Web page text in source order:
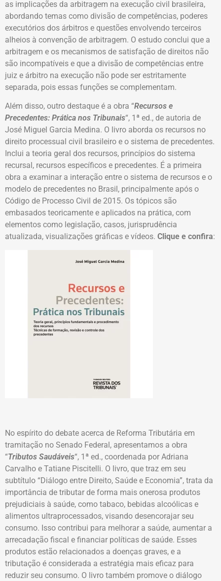
as implicações da arbitragem na execução civil brasileira,
abordando temas como divisão de competências, poderes
executórios dos árbitros e questões envolvendo terceiros
alheios à convenção de arbitragem. O estudo conclui que a
arbitragem e os mecanismos de satisfação de direitos não
são incompatíveis e que a divisão de competências entre
juiz e árbitro na execução não pode ser estritamente
separada, pois essas funções se complementam.
Além disso, outro destaque é a obra “Recursos e
Precedentes: Prática nos Tribunais“, 1ª ed., de autoria de
José Miguel Garcia Medina. O livro aborda os recursos no
direito processual civil brasileiro e o sistema de precedentes.
Inclui a teoria geral dos recursos, princípios do sistema
recursal, recursos específicos e precedentes. É a primeira
obra a examinar a interação entre o sistema de recursos e o
modelo de precedentes no Brasil, principalmente após o
Código de Processo Civil de 2015. Os tópicos são
embasados teoricamente e aplicados na prática, com
elementos como legislação, casos, jurisprudência
atualizada, visualizações gráficas e vídeos. Clique e confira:
No espírito do debate acerca de Reforma Tributária em
tramitação no Senado Federal, apresentamos a obra
“Tributos Saudáveis“, 1ª ed., coordenada por Adriana
Carvalho e Tatiane Piscitelli. O livro, que traz em seu
subtítulo “Diálogo entre Direito, Saúde e Economia”, trata da
importância de tributar de forma mais onerosa produtos
prejudiciais à saúde, como tabaco, bebidas alcoólicas e
alimentos ultraprocessados, visando desencorajar seu
consumo. Isso contribui para melhorar a saúde, aumentar a
arrecadação fiscal e financiar políticas de saúde. Esses
produtos estão relacionados a doenças graves, e a
tributação é considerada a estratégia mais eficaz para
reduzir seu consumo. O livro também promove o diálogo